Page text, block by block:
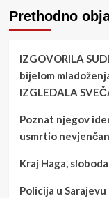
Prethodno
IZGOVORILA
bijelom
IZGLEDALA
Poznat njegov
usmrtio
Kraj Haga,
Policija u